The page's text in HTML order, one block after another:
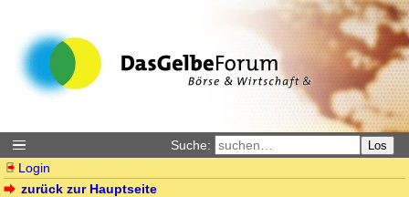
Suche: Los
Login
zurück zur Hauptseite